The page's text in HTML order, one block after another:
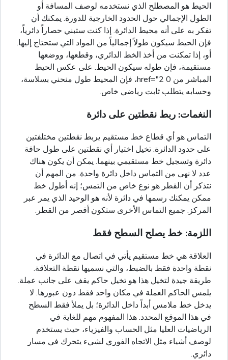
الحيط هو المصطلح الذي نستخدمه لوصف المسافة أو
الطول الإجمالي حول الحدود الخارجية للدورة. يمكنك أن
تفكر به على أنه محيط الدائرة. إذا كنت ستبني حصاراً دائرياً،
فإن الحيط سيكون طولاً إجمالياً من المواد التي ستحتاج إليها.
أو، إذا تمكنت من أخذ الخط الدائري، وقطعها، ووضعها
مستقيمة، فإن طوله سيكون الحيط. على عكس الحيط
المباشر من 0 href="2، فإن المحيط طول منحني بسلاسة،
وحسابه يتطلب ثابت رياضي خاص.
النغمات: ربط نقطتين على دائرة
التماس هو أي قطاع خط مستقيم يربط نقطتين مختلفتين
على حدود الدائرة. تخيل اختيار أي نقطتين على طول حافة
دائرة وتسجيل خط مستقيمي بينهما. يمكن أن يكون هناك
عدد لا نهى من التماس داخل دائرة واحدة. من المهم أن
نتذكر أن القطر هو نوع خاص من التمس؛ إنه أطول خط
ممكن يمكنك رسمها في دائرة لأنه هو الوحيد الذي يمر عبر
المركز. جميع التماس الأخرى ستكون أقصر من القطر.
اللزمة: خط يصلح السطح فقط
العلاقة هي خط مستقيم يأتي في اتصال مع الدائرة في
نقطة واحدة فقط بالضبط، والتي نسميها نقطة التعلاقة.
طريقة جيدة لتخيل هذا هو تخيل حاكم يقف على جانب عملة.
يلمس الحاكم العملة في مكان واحد فقط دون عبورها. لا
يدخل خط ملامس أبداً داخل الدائرة؛ بل يملأ فقط السطح
في هذا الموقع المحدد. هذا المفهوم مهم للغاية في
الرياضيات العليا مثل الحساب والفيزياء، حيث يستخدم
لوصف أشياء مثل الاتجاه الفوري لشيء يتحرك في مسار
دائري.